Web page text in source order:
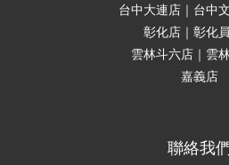
台中大連店｜台中
彰化店｜彰化
雲林斗六店｜雲
嘉義店
聯絡我